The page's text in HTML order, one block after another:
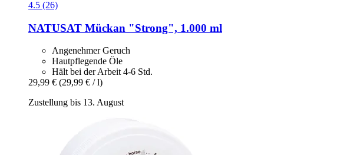
4.5 (26)
NATUSAT Mückan "Strong", 1.000 ml
Angenehmer Geruch
Hautpflegende Öle
Hält bei der Arbeit 4-6 Std.
29,99 € (29,99 € / l)
Zustellung bis 13. August